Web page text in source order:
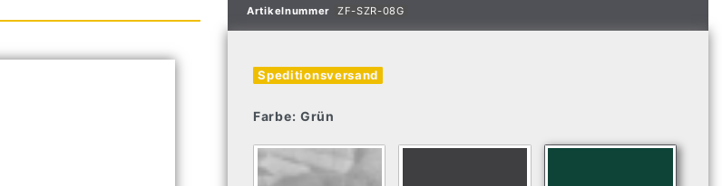
Artikelnummer ZF-SZR-08G
Speditionsversand
Farbe: Grün